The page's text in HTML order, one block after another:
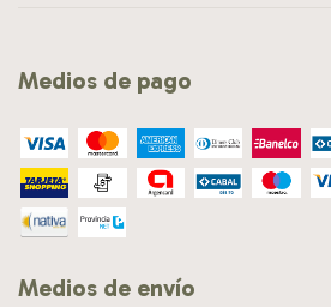
Medios de pago
Medios de envío